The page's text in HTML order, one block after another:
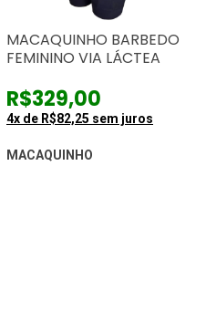
MACAQUINHO BARBEDO
FEMININO VIA LÁCTEA
R$329,00
4x de R$82,25 sem juros
MACAQUINHO